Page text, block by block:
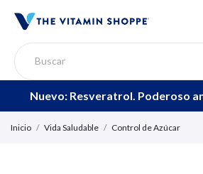
Nuevo: Resveratrol. Poderoso
Inicio Vida Saludable Control de Azúcar